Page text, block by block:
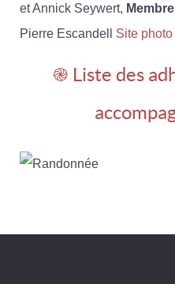
et Annick Seywert,
Pierre Escandell Site photo
֎ Liste des